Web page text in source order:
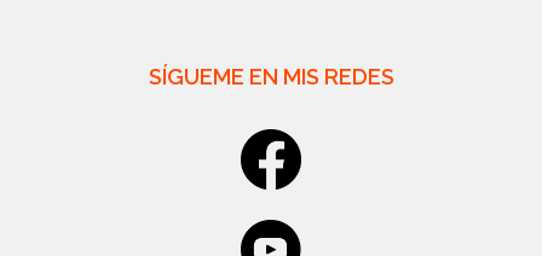
SÍGUEME EN MIS REDES